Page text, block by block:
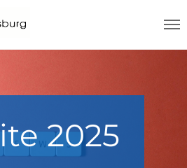
2025